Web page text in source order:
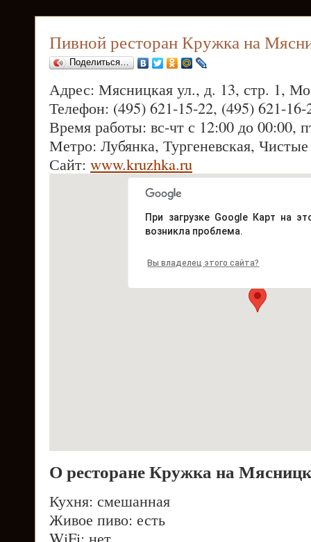
Пивной ресторан Кружка на
Поделиться…
Адрес: Мясницкая ул., д. 13, стр. 1,
Телефон: (495) 621-15-22, (495) 621-16-
Время работы: вс-чт с 12:00 до 00:00,
Метро: Лубянка, Тургеневская,
Сайт: www.kruzhka.ru
При загрузке Google Карт на
возникла проблема.
Вы владелец этого сайта?
О ресторане Кружка на
Кухня: смешанная
Живое пиво: есть